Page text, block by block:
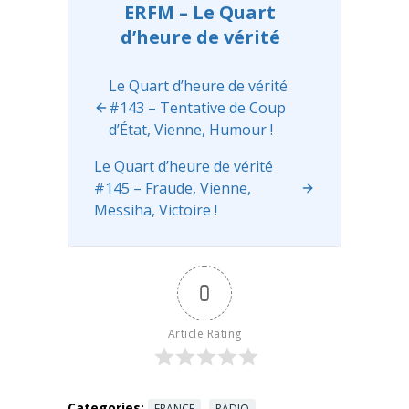
ences/manif
este-contre-
les-
ces-en-
sante-
20201019
Dépassons
ma propre
histoire pour
les
ERFM – Le Quart
d’heure de vérité
Le Quart d’heure de vérité
#143 – Tentative de Coup
d’État, Vienne, Humour !
Le Quart d’heure de vérité
#145 – Fraude, Vienne,
Messiha, Victoire !
0
Article Rating